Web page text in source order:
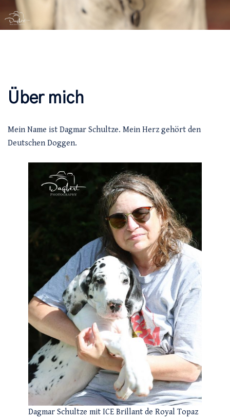
Über mich
Mein Name ist Dagmar Schultze. Mein Herz gehört den
Deutschen Doggen.
Dagmar Schultze mit ICE Brillant de Royal Topaz